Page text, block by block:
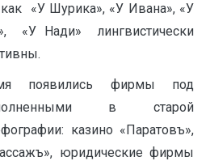
«У Шурика», «У Ивана», «У
«У Нади» лингвистически
появились фирмы под
в старой
казино «Паратовъ»,
юридические фирмы